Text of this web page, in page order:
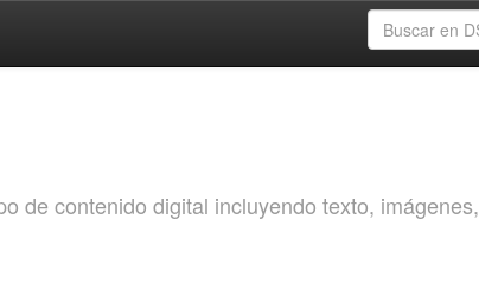
de contenido digital incluyendo texto, imágenes,